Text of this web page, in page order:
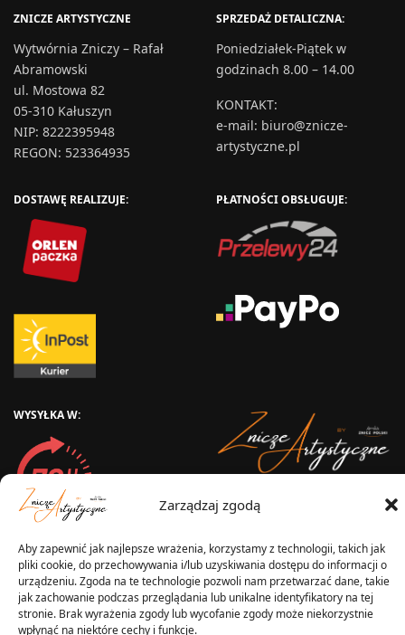
Zarządzaj zgodą
Aby zapewnić jak najlepsze wrażenia, korzystamy z technologii, takich jak
pliki cookie, do przechowywania i/lub uzyskiwania dostępu do informacji o
urządzeniu. Zgoda na te technologie pozwoli nam przetwarzać dane, takie
jak zachowanie podczas przeglądania lub unikalne identyfikatory na tej
stronie. Brak wyrażenia zgody lub wycofanie zgody może niekorzystnie
wpłynąć na niektóre cechy i funkcje.
ZNICZE ARTYSTYCZNE
Wytwórnia Zniczy – Rafał
Abramowski
ul. Mostowa 82
05-310 Kałuszyn
NIP: 8222395948
REGON: 523364935
SPRZEDAŻ DETALICZNA:
Poniedziałek-Piątek w
godzinach 8.00 – 14.00
KONTAKT:
e-mail: biuro@znicze-
artystyczne.pl
DOSTAWĘ REALIZUJE: PŁATNOŚCI OBSŁUGUJE:
WYSYŁKA W:
2025 © Znicz Polski -
Wszelkie prawa zastrzeżone